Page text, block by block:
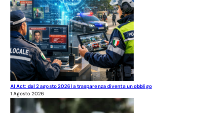
AI Act: dal 2 agosto 2026 la trasparenza diventa un obbligo
1 Agosto 2026